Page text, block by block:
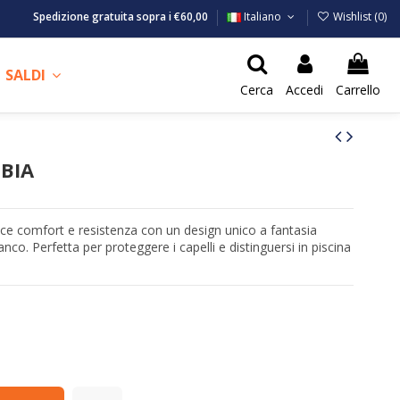
Spedizione gratuita sopra i €60,00 Italiano Wishlist (0)
SALDI
Cerca Accedi Carrello
comfort e resistenza con un design unico a fantasia
Perfetta per proteggere i capelli e distinguersi in piscina